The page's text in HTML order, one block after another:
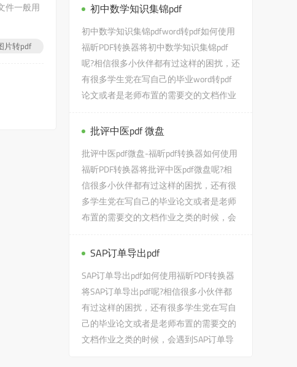
件一般用
片转pdf
初中数学知识集锦pdf
初中数学知识集锦pdfword转pdf如何使用
福昕PDF转换器将初中数学知识集锦pdf
呢?相信很多小伙伴都有过这样的困扰，还
有很多学生党在写自己的毕业word转pdf
论文或者是老师布置的需要交的文档作业
批评中医pdf 微盘
批评中医pdf微盘-福昕pdf转换器如何使用
福昕PDF转换器将批评中医pdf微盘呢?相
信很多小伙伴都有过这样的困扰，还有很
多学生党在写自己的毕业论文或者是老师
布置的需要交的文档作业之类的时候，会
SAP订单导出pdf
SAP订单导出pdf如何使用福昕PDF转换器
将SAP订单导出pdf呢?相信很多小伙伴都
有过这样的困扰，还有很多学生党在写自
己的毕业论文或者是老师布置的需要交的
文档作业之类的时候，会遇到SAP订单导